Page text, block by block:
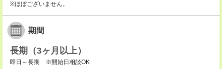
※ほぼございません。
期間
長期（3ヶ月以上）
即日～長期 ※開始日相談OK